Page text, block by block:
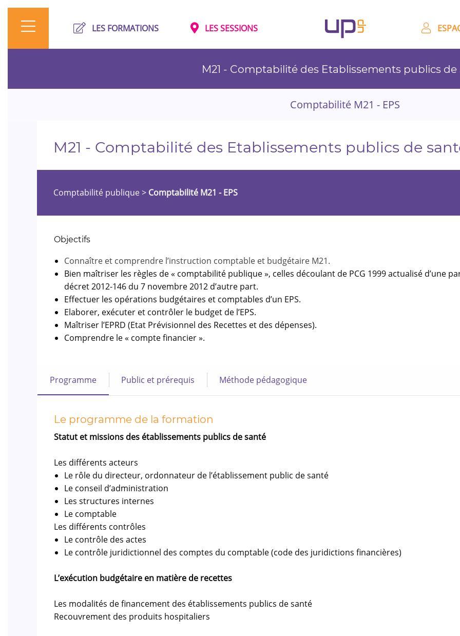
LES FORMATIONS LES SESSIONS
M21 - Comptabilité des Etablissements publics de
Comptabilité M21 - EPS
M21 - Comptabilité des Etablissements publics de
Comptabilité publique> Comptabilité M21 - EPS
Objectifs
Connaître et comprendre l’instruction comptable et budgétaire M21.
Bien maîtriser les règles de « comptabilité publique », celles découlant de PCG 1999 actualisé d’une
décret 2012-146 du 7 novembre 2012 d’autre part.
Effectuer les opérations budgétaires et comptables d’un EPS.
Elaborer, exécuter et contrôler le budget de l’EPS.
Maîtriser l’EPRD (Etat Prévisionnel des Recettes et des dépenses).
Comprendre le « compte financier ».
Programme Public et prérequis Méthode pédagogique
Le programme de la formation
Statut et missions des établissements publics de santé
Les différents acteurs
Le rôle du directeur, ordonnateur de l’établissement public de santé
Le conseil d’administration
Les structures internes
Le comptable
Les différents contrôles
Le contrôle des actes
Le contrôle juridictionnel des comptes du comptable (code des juridictions financières)
L’exécution budgétaire en matière de recettes
Les modalités de financement des établissements publics de santé
Recouvrement des produits hospitaliers